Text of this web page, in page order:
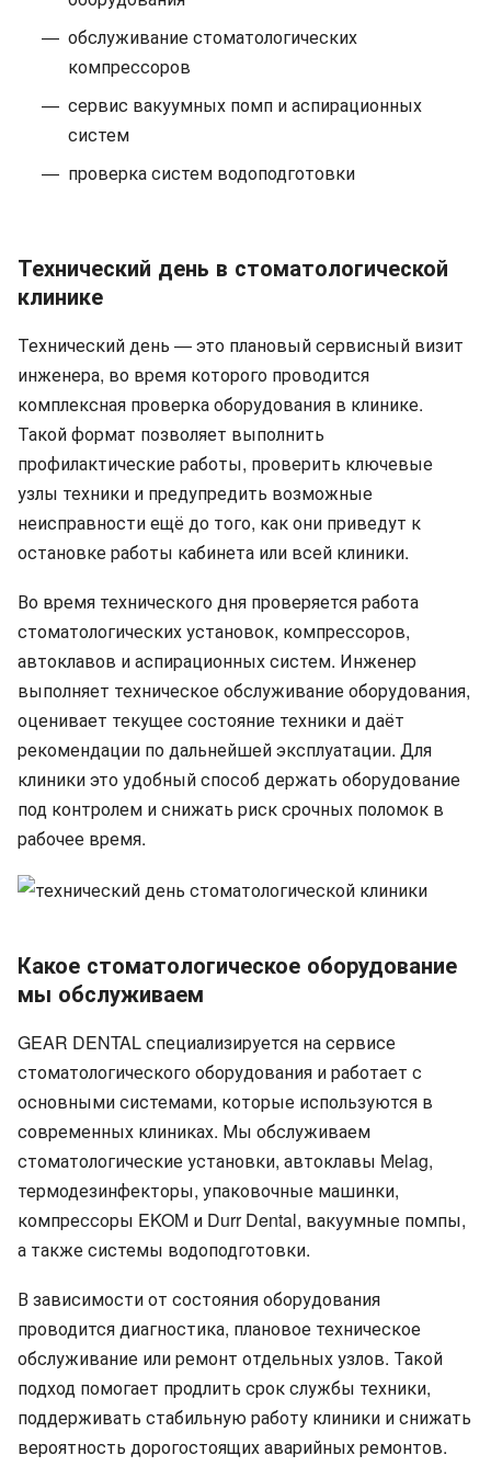
обслуживание стоматологических
компрессоров
сервис вакуумных помп и аспирационных
систем
проверка систем водоподготовки
Технический день в стоматологической
клинике
Технический день — это плановый сервисный визит
инженера, во время которого проводится
комплексная проверка оборудования в клинике.
Такой формат позволяет выполнить
профилактические работы, проверить ключевые
узлы техники и предупредить возможные
неисправности ещё до того, как они приведут к
остановке работы кабинета или всей клиники.
Во время технического дня проверяется работа
стоматологических установок, компрессоров,
автоклавов и аспирационных систем. Инженер
выполняет техническое обслуживание оборудования,
оценивает текущее состояние техники и даёт
рекомендации по дальнейшей эксплуатации. Для
клиники это удобный способ держать оборудование
под контролем и снижать риск срочных поломок в
рабочее время.
Какое стоматологическое оборудование
мы обслуживаем
GEAR DENTAL специализируется на сервисе
стоматологического оборудования и работает с
основными системами, которые используются в
современных клиниках. Мы обслуживаем
стоматологические установки, автоклавы Melag,
термодезинфекторы, упаковочные машинки,
компрессоры EKOM и Durr Dental, вакуумные помпы,
а также системы водоподготовки.
В зависимости от состояния оборудования
проводится диагностика, плановое техническое
обслуживание или ремонт отдельных узлов. Такой
подход помогает продлить срок службы техники,
поддерживать стабильную работу клиники и снижать
вероятность дорогостоящих аварийных ремонтов.